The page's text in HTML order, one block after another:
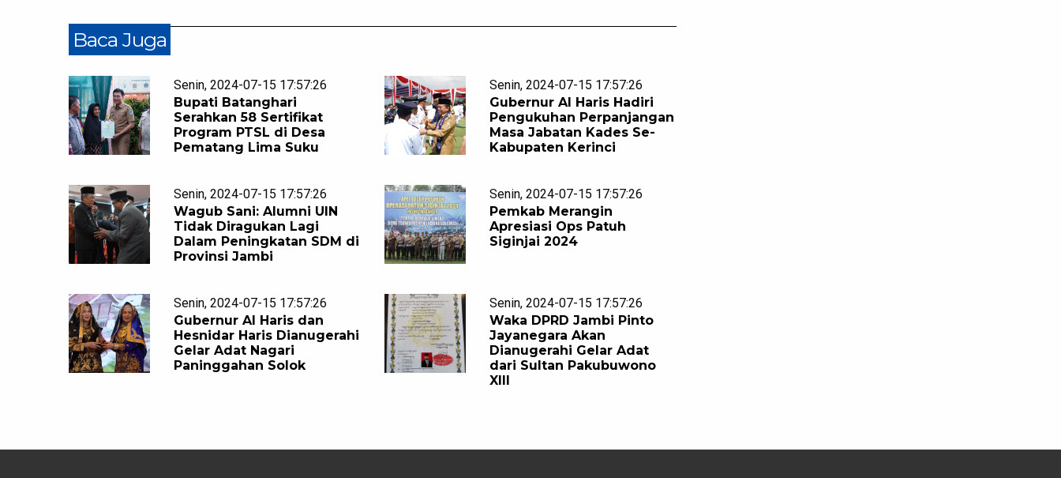
Baca Juga
Senin, 2024-07-15 17:57:26
Bupati Batanghari
Serahkan 58 Sertifikat
Program PTSL di Desa
Pematang Lima Suku
Senin, 2024-07-15 17:57:26
Gubernur Al Haris Hadiri
Pengukuhan Perpanjangan
Masa Jabatan Kades Se-
Kabupaten Kerinci
Senin, 2024-07-15 17:57:26
Wagub Sani: Alumni UIN
Tidak Diragukan Lagi
Dalam Peningkatan SDM di
Provinsi Jambi
Senin, 2024-07-15 17:57:26
Pemkab Merangin
Apresiasi Ops Patuh
Siginjai 2024
Senin, 2024-07-15 17:57:26
Gubernur Al Haris dan
Hesnidar Haris Dianugerahi
Gelar Adat Nagari
Paninggahan Solok
Senin, 2024-07-15 17:57:26
Waka DPRD Jambi Pinto
Jayanegara Akan
Dianugerahi Gelar Adat
dari Sultan Pakubuwono
XIII